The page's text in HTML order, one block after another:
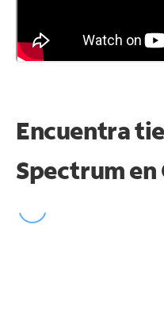
Encuentra
Spectrum en